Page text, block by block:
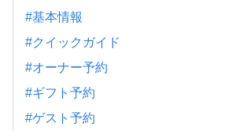
#基本情報
#クイックガイド
#オーナー予約
#ギフト予約
#ゲスト予約